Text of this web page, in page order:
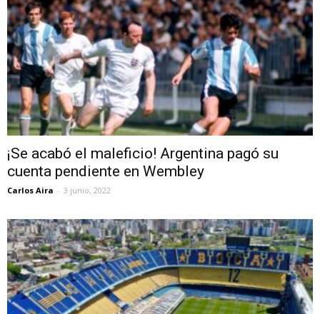
¡Se acabó el maleficio! Argentina pagó su
cuenta pendiente en Wembley
Carlos Aira - 3 junio, 2022